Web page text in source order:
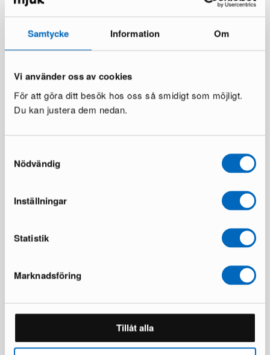
Samtycke Information Om
Vi använder oss av cookies
För att göra ditt besök hos oss så smidigt som möjligt.
Du kan justera dem nedan.
Nödvändig
Inställningar
Statistik
Marknadsföring
Tillåt alla
Dan-Form Boto tuoli valkoinen
25 varastossa ·
219 € 270 €
Dan-Form Stiletto tuoli
luonnonväri
22 varastossa ·
Dan-Form Yolo ruokapöytä
Säästät 177 €